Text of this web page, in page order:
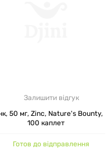
Залишити відгук
50 мг, Zinc, Nature's Bounty,
100 каплет
Готов до відправлення